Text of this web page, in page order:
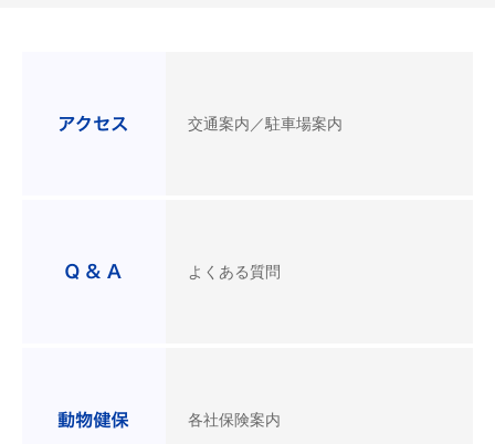
交通案内／駐車場案内
よくある質問
各社保険案内